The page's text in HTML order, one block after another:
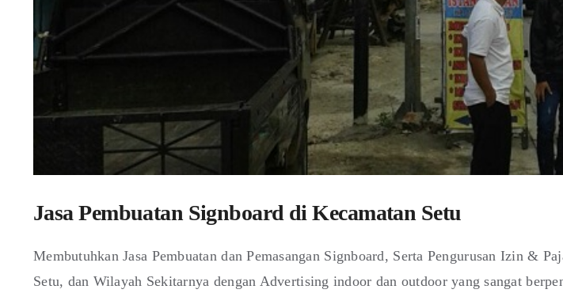
Jasa Pembuatan Signboard di Kecamatan Setu
Membutuhkan Jasa Pembuatan dan Pemasangan Signboard, Serta Pengurusan Izin &
Setu, dan Wilayah Sekitarnya dengan Advertising indoor dan outdoor yang sangat